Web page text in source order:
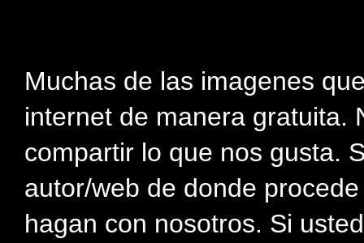
Muchas de las imagenes
internet de manera gratuita.
compartir lo que nos gusta.
autor/web de donde
hagan con nosotros. Si